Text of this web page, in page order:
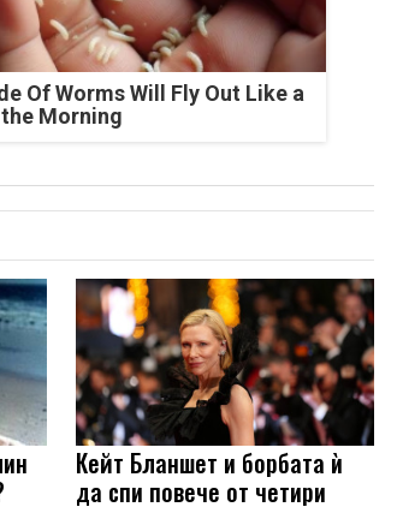
Of Worms Will Fly Out Like a
Morning
Кейт Бланшет и борбата ѝ
да спи повече от четири